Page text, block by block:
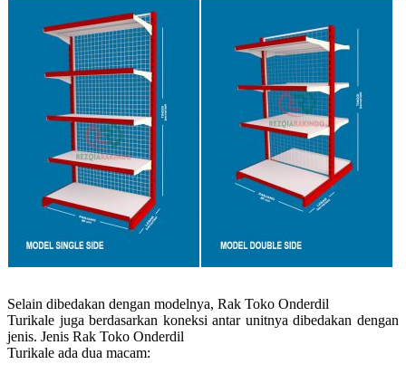
Selain dibedakan dengan modelnya, Rak Toko Onderdil
Turikale juga berdasarkan koneksi antar unitnya dibedakan dengan
jenis. Jenis Rak Toko Onderdil
Turikale ada dua macam: